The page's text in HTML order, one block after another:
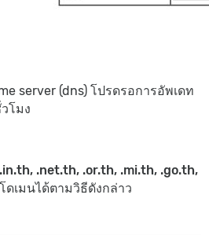
server (dns) โปรดรอการอัพเดท
โมง
.net.th, .or.th, .mi.th, .go.th,
ดเมนได้ตามวิธีดังกล่าว